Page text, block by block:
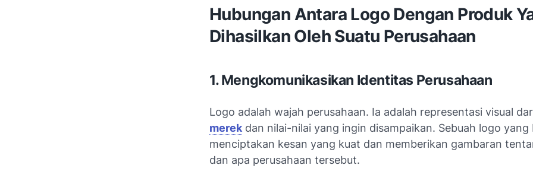
Hubungan Antara Logo Dengan Produk
Dihasilkan Oleh Suatu Perusahaan
1. Mengkomunikasikan Identitas Perusahaan
Logo adalah wajah perusahaan. Ia adalah representasi visual
merek dan nilai-nilai yang ingin disampaikan. Sebuah logo yang
menciptakan kesan yang kuat dan memberikan gambaran
dan apa perusahaan tersebut.